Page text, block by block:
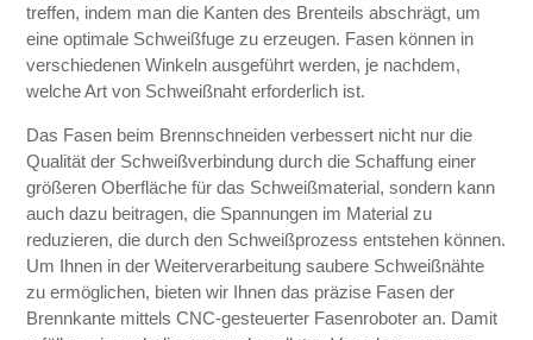
treffen, indem man die Kanten des Brenteils abschrägt, um
eine optimale Schweißfuge zu erzeugen. Fasen können in
verschiedenen Winkeln ausgeführt werden, je nachdem,
welche Art von Schweißnaht erforderlich ist.
Das Fasen beim Brennschneiden verbessert nicht nur die
Qualität der Schweißverbindung durch die Schaffung einer
größeren Oberfläche für das Schweißmaterial, sondern kann
auch dazu beitragen, die Spannungen im Material zu
reduzieren, die durch den Schweißprozess entstehen können.
Um Ihnen in der Weiterverarbeitung saubere Schweißnähte
zu ermöglichen, bieten wir Ihnen das präzise Fasen der
Brennkante mittels CNC-gesteuerter Fasenroboter an. Damit